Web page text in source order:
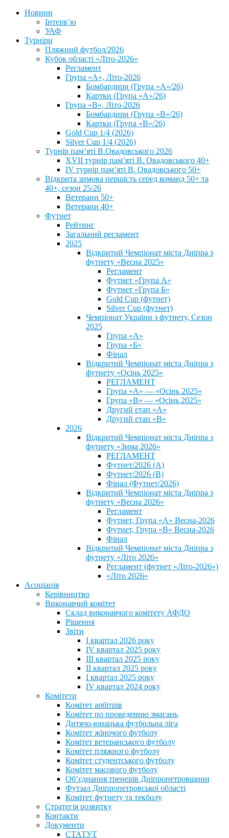
Новини
Інтерв’ю
УАФ
Турніри
Пляжний футбол/2026
Кубок області «Літо-2026»
Регламент
Група «А», Літо-2026
Бомбардири (Група «А»/26)
Картки (Група «А»/26)
Група «В», Літо-2026
Бомбардири (Група «В»/26)
Картки (Група «В»/26)
Gold Cup 1/4 (2026)
Silver Cup 1/4 (2026)
Турнір пам’яті В.Овадовського 2026
XVII турнір пам’яті В. Овадовського 40+
IV турнір пам’яті В. Овадовського 50+
Відкрита зимова першість серед команд 50+ та
40+, сезон 25/26
Ветерани 50+
Ветерани 40+
Футнет
Рейтинг
Загальний регламент
2025
Відкритий Чемпіонат міста Дніпра з
футнету «Весна 2025»
Регламент
Футнет «Група А»
Футнет «Група Б»
Gold Cup (футнет)
Silver Cup (футнет)
Чемпіонат України з футнету, Сезон
2025
Група «А»
Група «Б»
Фінал
Відкритий Чемпіонат міста Дніпра з
футнету «Осінь 2025»
РЕГЛАМЕНТ
Група «А» — «Осінь 2025»
Група «В» — «Осінь 2025»
Другий етап «А»
Другий етап «В»
2026
Відкритий Чемпіонат міста Дніпра з
футнету «Зима 2026»
РЕГЛАМЕНТ
Футнет/2026 (А)
Футнет/2026 (В)
Фінал (Футнет/2026)
Відкритий Чемпіонат міста Дніпра з
футнету «Весна 2026»
Регламент
Футнет, Група «А» Весна-2026
Футнет, Група «В» Весна-2026
Фінал
Відкритий Чемпіонат міста Дніпра з
футнету «Літо 2026»
Регламент (футнет «Літо-2026»)
«Літо 2026»
Асоціація
Керівництво
Виконавчий комітет
Склад виконавчого комітету АФДО
Рішення
Звіти
I квартал 2026 року
IV квартал 2025 року
III квартал 2025 року
II квартал 2025 року
I квартал 2025 року
IV квартал 2024 року
Комітети
Комітет арбітрів
Комітет по проведенню змагань
Дитячо-юнацька футбольна ліга
Комітет жіночого футболу
Комітет ветеранського футболу
Комітет пляжного футболу
Комітет студентського футболу
Комітет масового футболу
Обʼєднання тренерів Дніпропетровщини
Футзал Дніпропетровської області
Комітет футнету та текболу
Стратегія розвитку
Контакти
Документи
СТАТУТ